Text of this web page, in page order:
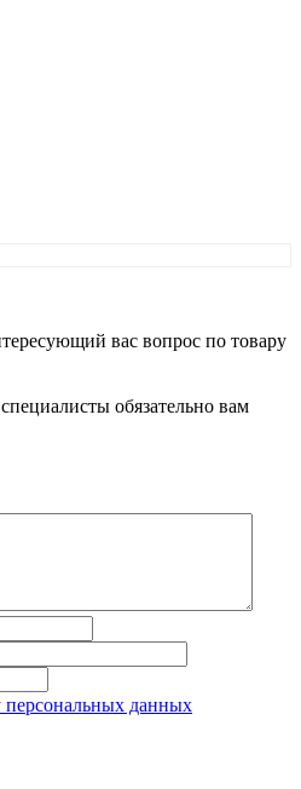
вас вопрос по товару
обязательно вам
персональных данных